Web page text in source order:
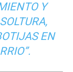
Y
EN